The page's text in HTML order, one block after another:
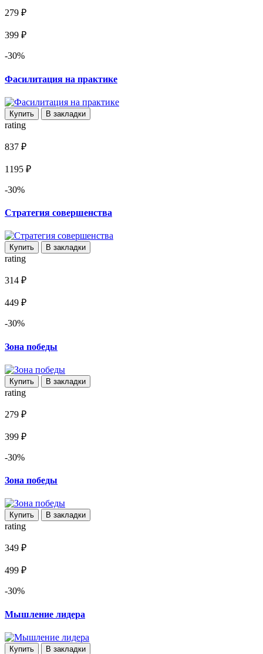
279 ₽
399 ₽
-30%
Фасилитация на практике
Купить В закладки
rating
837 ₽
1195 ₽
-30%
Стратегия совершенства
Купить В закладки
rating
314 ₽
449 ₽
-30%
Зона победы
Купить В закладки
rating
279 ₽
399 ₽
-30%
Зона победы
Купить В закладки
rating
349 ₽
499 ₽
-30%
Мышление лидера
Купить В закладки